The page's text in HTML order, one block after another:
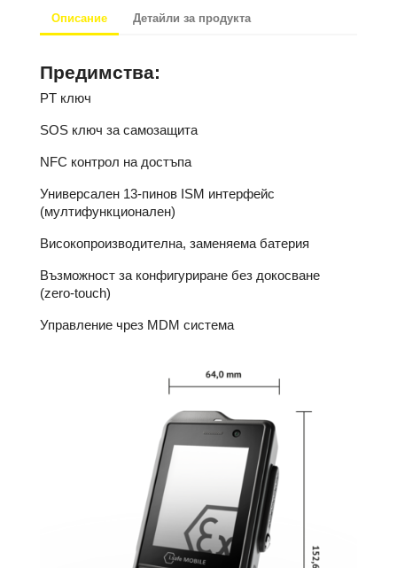
Описание Детайли за продукта